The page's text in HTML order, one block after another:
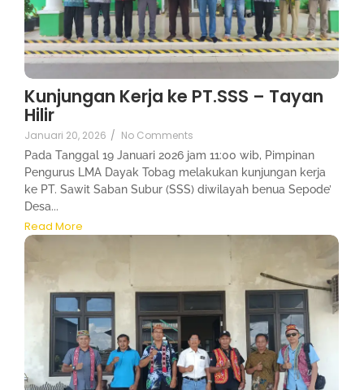
Kunjungan Kerja ke PT.SSS – Tayan
Hilir
Januari 20, 2026 / No Comments
Pada Tanggal 19 Januari 2026 jam 11:00 wib, Pimpinan
Pengurus LMA Dayak Tobag melakukan kunjungan kerja
ke PT. Sawit Saban Subur (SSS) diwilayah benua Sepode’
Desa...
Read More